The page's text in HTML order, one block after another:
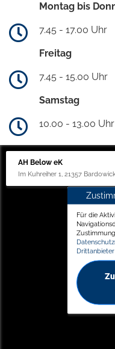
Montag bis
7.45 - 17.00 Uhr
Freitag
7.45 - 15.00 Uhr
Samstag
10.00 - 13.00 Uhr
AH Below eK
Im Kuhreiher 1, 21357
Für die